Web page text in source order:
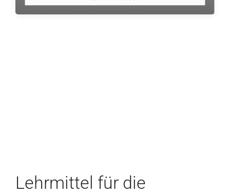
Lehrmittel für die